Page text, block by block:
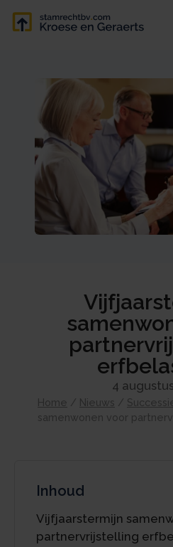
4
Home / Nieuws /
samenwonen voor
Inhoud
Vijfjaarstermijn
partnervrijstelling